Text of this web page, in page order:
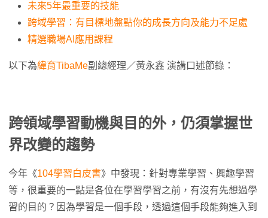
未來5年最重要的技能
跨域學習：有目標地盤點你的成長方向及能力不足處
精選職場AI應用課程
以下為緯育TibaMe副總經理／黃永鑫 演講口述節錄：
跨領域學習動機與目的外，仍須掌握世
界改變的趨勢
今年《104學習白皮書》中發現：針對專業學習、興趣學習
等，很重要的一點是各位在學習學習之前，有沒有先想過學
習的目的？因為學習是一個手段，透過這個手段能夠進入到